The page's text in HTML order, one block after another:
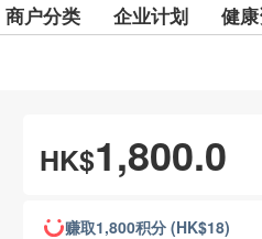
商户分类 企业计划 健
HK$1,800.0
赚取1,800积分 (HK$18)